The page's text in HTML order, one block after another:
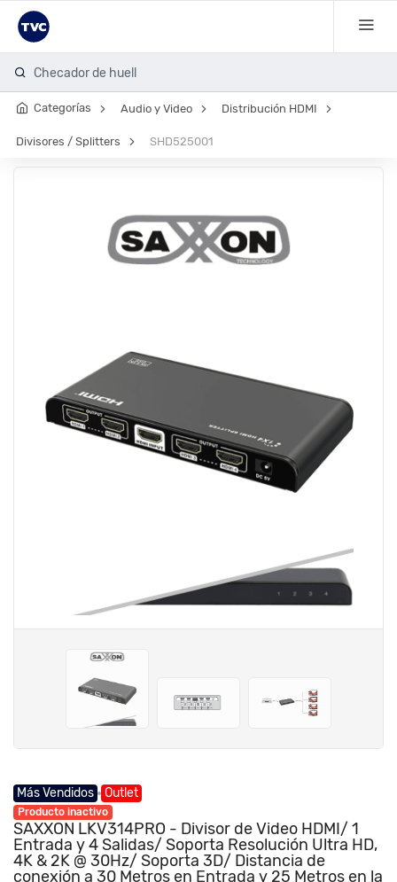
Checador de huella
Categorías Audio y Video Distribución HDMI
Divisores / Splitters SHD525001
Más Vendidos Outlet
Producto inactivo
SAXXON LKV314PRO - Divisor de Video HDMI/ 1
Entrada y 4 Salidas/ Soporta Resolución Ultra HD,
4K & 2K @ 30Hz/ Soporta 3D/ Distancia de
conexión a 30 Metros en Entrada y 25 Metros en la